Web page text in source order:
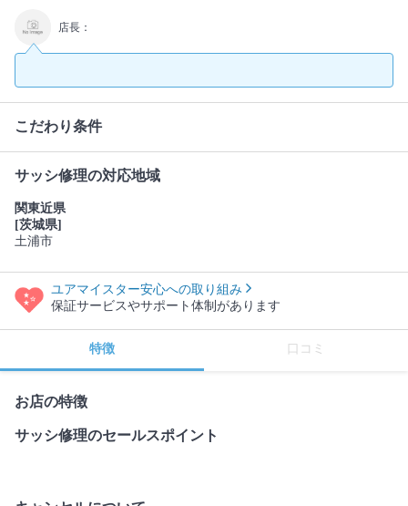
店長：
こだわり条件
サッシ修理の対応地域
関東近県
[茨城県]
土浦市
ユアマイスター安心への取り組み
保証サービスやサポート体制があります
特徴 口コミ
お店の特徴
サッシ修理のセールスポイント